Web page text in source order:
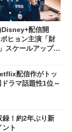
配信開
ヒョン主演「財
スケールアップし
に注目
配信作がトッ
ラマ話題性1位～
！約2年ぶり新
ト